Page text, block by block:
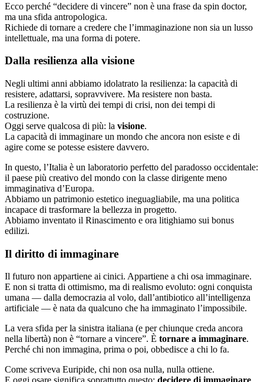
Ecco perché “decidere di vincere” non è una frase da spin doctor,
ma una sfida antropologica.
Richiede di tornare a credere che l’immaginazione non sia un lusso
intellettuale, ma una forma di potere.
Dalla resilienza alla visione
Negli ultimi anni abbiamo idolatrato la resilienza: la capacità di
resistere, adattarsi, sopravvivere. Ma resistere non basta.
La resilienza è la virtù dei tempi di crisi, non dei tempi di
costruzione.
Oggi serve qualcosa di più: la visione.
La capacità di immaginare un mondo che ancora non esiste e di
agire come se potesse esistere davvero.
In questo, l’Italia è un laboratorio perfetto del paradosso occidentale:
il paese più creativo del mondo con la classe dirigente meno
immaginativa d’Europa.
Abbiamo un patrimonio estetico ineguagliabile, ma una politica
incapace di trasformare la bellezza in progetto.
Abbiamo inventato il Rinascimento e ora litighiamo sui bonus
edilizi.
Il diritto di immaginare
Il futuro non appartiene ai cinici. Appartiene a chi osa immaginare.
E non si tratta di ottimismo, ma di realismo evoluto: ogni conquista
umana — dalla democrazia al volo, dall’antibiotico all’intelligenza
artificiale — è nata da qualcuno che ha immaginato l’impossibile.
La vera sfida per la sinistra italiana (e per chiunque creda ancora
nella libertà) non è “tornare a vincere”. È tornare a immaginare.
Perché chi non immagina, prima o poi, obbedisce a chi lo fa.
Come scriveva Euripide, chi non osa nulla, nulla ottiene.